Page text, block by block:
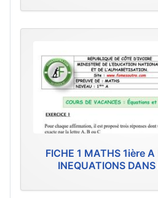
FICHE 1 MATHS 1ière
INEQUATIONS